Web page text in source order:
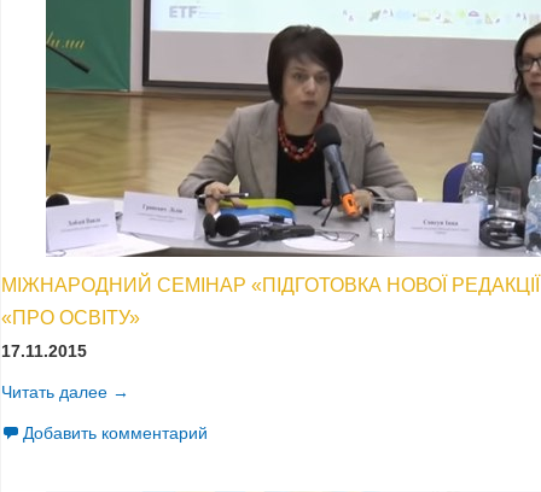
МІЖНАРОДНИЙ СЕМІНАР «ПІДГОТОВКА НОВОЇ
«ПРО ОСВІТУ»
17.11.2015
Читать далее Міжнародний семінар «Підготовка нової редакції
→
Добавить комментарий